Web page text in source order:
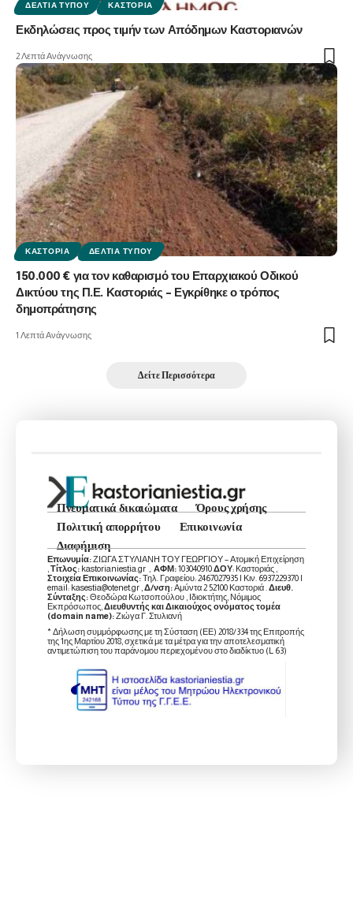
ΔΕΛΤΊΑ ΤΎΠΟΥ ΚΑΣΤΟΡΙΆ
Εκδηλώσεις προς τιμήν των Απόδημων Καστοριανών
2 Λεπτά Ανάγνωσης
ΚΑΣΤΟΡΙΆ ΔΕΛΤΊΑ ΤΎΠΟΥ
150.000 € για τον καθαρισμό του Επαρχιακού Οδικού
Δικτύου της Π.Ε. Καστοριάς – Εγκρίθηκε ο τρόπος
δημοπράτησης
1 Λεπτά Ανάγνωσης
Δείτε Περισσότερα
Πνευματικά δικαιώματα
Όρους χρήσης
Πολιτική απορρήτου
Επικοινωνία
Διαφήμιση
Επωνυμία:ΖΙΩΓΑ ΣΤΥΛΙΑΝΗ ΤΟΥ ΓΕΩΡΓΙΟΥ – Ατομική Επιχείρηση
Τίτλος: kastorianiestia.gr , ΑΦΜ:103040910ΔΟΥ: Καστοριάς ,
Στοιχεία Επικοινωνίας:Τηλ. Γραφείου: 2467027935 | Κιν. 6937229370 |
email: kasestia@otenet.gr , Δ/νση:Αμύντα 2 52100 Καστοριά . Διευθ.
Σύνταξης:Θεοδώρα Κωτσοπούλου , Ιδιοκτήτης, Νόμιμος
Εκπρόσωπος, Διευθυντής και Δικαιούχος ονόματος τομέα
(domain name):Ζιώγα Γ. Στυλιανή
* Δήλωση συμμόρφωσης με τη Σύσταση (ΕΕ) 2018/334 της Επιτροπής
της 1ης Μαρτίου 2018, σχετικά με τα μέτρα για την αποτελεσματική
αντιμετώπιση του παράνομου περιεχομένου στο διαδίκτυο (L 63)